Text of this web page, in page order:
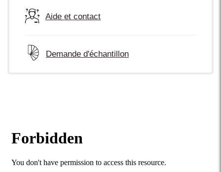
Aide et contact
Demande d'échantillon